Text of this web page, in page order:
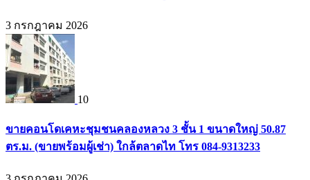
3 กรกฎาคม 2026
10
ขายคอนโดเคหะชุมชนคลองหลวง 3 ชั้น 1 ขนาดใหญ่ 50.87
ตร.ม. (ขายพร้อมผู้เช่า) ใกล้ตลาดไท โทร 084-9313233